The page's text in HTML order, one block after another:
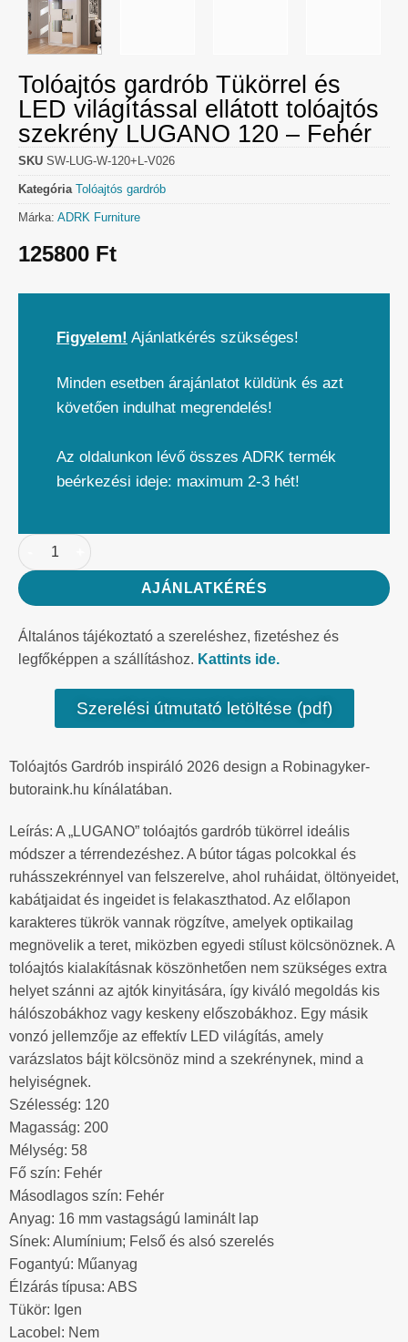
Tolóajtós gardrób Tükörrel és
LED világítással ellátott tolóajtós
szekrény LUGANO 120 – Fehér
SKU SW-LUG-W-120+L-V026
Kategória Tolóajtós gardrób
Márka: ADRK Furniture
125800 Ft
Figyelem! Ajánlatkérés szükséges!
Minden esetben árajánlatot küldünk és azt
követően indulhat megrendelés!
Az oldalunkon lévő összes ADRK termék
beérkezési ideje: maximum 2-3 hét!
AJÁNLATKÉRÉS
Általános tájékoztató a szereléshez, fizetéshez és
legfőképpen a szállításhoz. Kattints ide.
Szerelési útmutató letöltése (pdf)
Tolóajtós Gardrób inspiráló 2026 design a Robinagyker-
butoraink.hu kínálatában.
Leírás: A „LUGANO” tolóajtós gardrób tükörrel ideális
módszer a térrendezéshez. A bútor tágas polcokkal és
ruhásszekrénnyel van felszerelve, ahol ruháidat, öltönyeidet,
kabátjaidat és ingeidet is felakaszthatod. Az előlapon
karakteres tükrök vannak rögzítve, amelyek optikailag
megnövelik a teret, miközben egyedi stílust kölcsönöznek. A
tolóajtós kialakításnak köszönhetően nem szükséges extra
helyet szánni az ajtók kinyitására, így kiváló megoldás kis
hálószobákhoz vagy keskeny előszobákhoz. Egy másik
vonzó jellemzője az effektív LED világítás, amely
varázslatos bájt kölcsönöz mind a szekrénynek, mind a
helyiségnek.
Szélesség: 120
Magasság: 200
Mélység: 58
Fő szín: Fehér
Másodlagos szín: Fehér
Anyag: 16 mm vastagságú laminált lap
Sínek: Alumínium; Felső és alsó szerelés
Fogantyú: Műanyag
Élzárás típusa: ABS
Tükör: Igen
Lacobel: Nem